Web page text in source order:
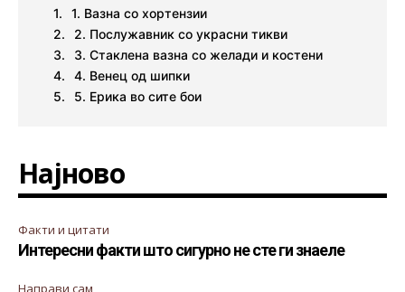
1. Вазна со хортензии
2. Послужавник со украсни тикви
3. Стаклена вазна со желади и костени
4. Венец од шипки
5. Ерика во сите бои
Најново
Факти и цитати
Интересни факти што сигурно не сте ги знаеле
Направи сам